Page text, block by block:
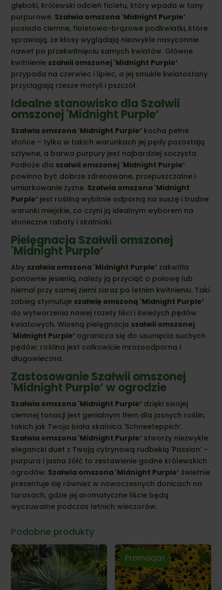
głęboki, królewski odcień fioletu, który wpada w tony
purpurowe. Szałwia omszona 'Midnight Purple’
posiada ciemne, fioletowo-brązowe podkwiatki, które
sprawiają, że kłosy wyglądają niezwykle nasyconnie
nawet po przekwitnięciu samych kwiatów. Główne
kwitnienie szałwii omszonej 'Midnight Purple’
przypada na czerwiec i lipiec, a jej smukłe kwiatostany
przyciągają rzesze motyli i pszczół.
Idealne stanowisko dla Szałwii
omszonej 'Midnight Purple’
Szałwia omszona 'Midnight Purple’ kocha pełne
słońce – tylko w takich warunkach jej pędy pozostają
sztywne, a barwa purpury jest najbardziej soczysta.
Podłoże dla szałwii omszonej 'Midnight Purple’
powinno być dobrze zdrenowane, przepuszczalne i
umiarkowanie żyzne. Szałwia omszona 'Midnight
Purple’ jest rośliną wybitnie odporną na suszę i trudne
warunki miejskie, co czyni ją idealnym wyborem na
słoneczne rabaty i skalniaki.
Pielęgnacja Szałwii omszonej
'Midnight Purple’
Aby szałwia omszona 'Midnight Purple’ zakwitła
ponownie jesienią, należy ją przyciąć o połowę lub
niemal przy samej ziemi zaraz po letnim kwitnieniu. Taki
zabieg stymuluje szałwię omszoną 'Midnight Purple’
do wytworzenia nowej rozety liści i świeżych pędów
kwiatowych. Wiosną pielęgnacja szałwii omszonej
'Midnight Purple’ ogranicza się do usunięcia suchych
pędów; roślina jest całkowicie mrozoodporna i
długowieczna.
Zastosowanie Szałwii omszonej
'Midnight Purple’ w ogrodzie
Szałwia omszona 'Midnight Purple’ dzięki swojej
ciemnej tonacji jest genialnym tłem dla jasnych roślin,
takich jak Twoja biała skalnica 'Schneeteppich’.
Szałwia omszona 'Midnight Purple’ stworzy niezwykle
elegancki duet z Twoją cytrynową rudbekią 'Passion’ –
purpura i jasna żółć to zestawienie godne królewskich
ogrodów. Szałwia omszona 'Midnight Purple’ świetnie
prezentuje się również w nowoczesnych donicach na
tarasach, gdzie jej aromatyczne liście będą
wyczuwalne podczas letnich wieczorów.
Podobne produkty
Promocja!